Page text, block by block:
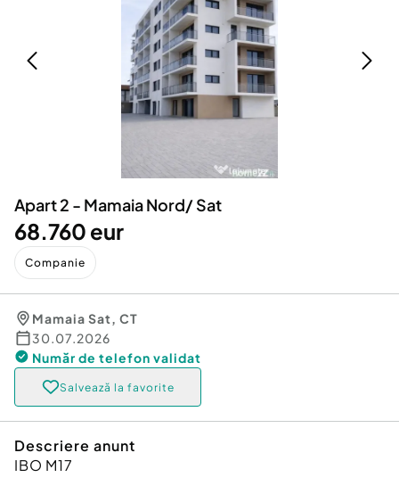
Animale de companie
Afaceri și echipamente profesionale
Inchiriere Bunuri si Vehicule
Utilaje agricole si industriale
Piese auto si accesorii
Dacia Duster
Apart 2 - Mamaia Nord/ Sat
68.760 eur
Companie
Mamaia Sat, CT
30.07.2026
Număr de telefon validat
Salvează la favorite
Descriere anunt
IBO M17